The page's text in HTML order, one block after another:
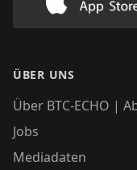
Lade
ÜBER UNS
Über BTC-ECHO |
Jobs
Mediadaten